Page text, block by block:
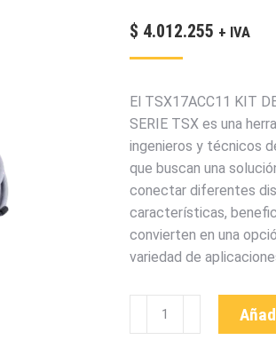
$ 4.012.255 + IVA
El TSX17ACC11 KIT
SERIE TSX es una
ingenieros y técnicos
que buscan una
conectar diferentes
características,
convierten en una
variedad de
TSX17ACC11